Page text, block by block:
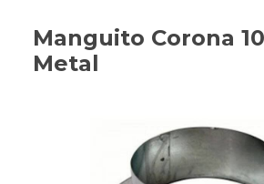
Manguito Corona
Metal